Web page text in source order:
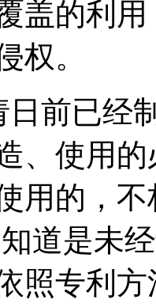
盖的利
权。
前已经
、使用
用的，
道是未
照专利